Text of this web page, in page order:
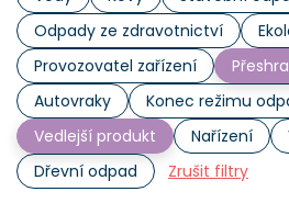
Odpady ze zdravotnictví
Provozovatel zařízení
Autovraky
Konec režimu
Vedlejší produkt
Nařízení
Dřevní odpad
Zrušit filtry